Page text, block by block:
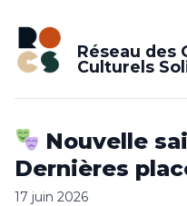
Réseau des
Culturels
Nouvelle
Dernières
17 juin 2026